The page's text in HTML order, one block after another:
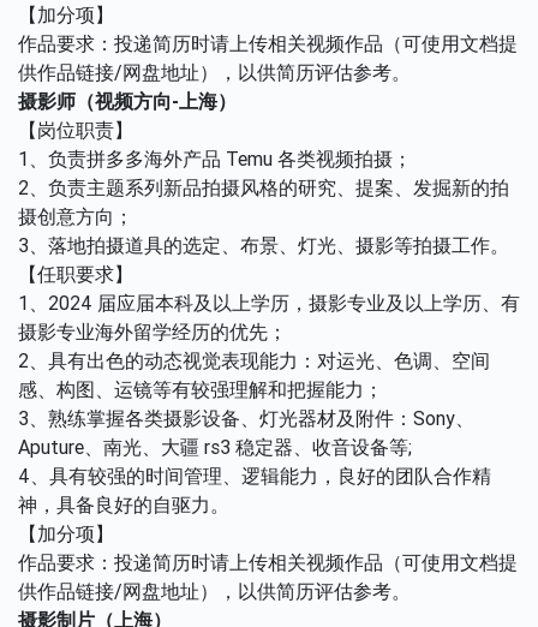
【加分项】
作品要求：投递简历时请上传相关视频作品（可使用文档提
供作品链接/网盘地址），以供简历评估参考。
摄影师（视频方向-上海）
【岗位职责】
1、负责拼多多海外产品 Temu 各类视频拍摄；
2、负责主题系列新品拍摄风格的研究、提案、发掘新的拍
摄创意方向；
3、落地拍摄道具的选定、布景、灯光、摄影等拍摄工作。
【任职要求】
1、2024 届应届本科及以上学历，摄影专业及以上学历、有
摄影专业海外留学经历的优先；
2、具有出色的动态视觉表现能力：对运光、色调、空间
感、构图、运镜等有较强理解和把握能力；
3、熟练掌握各类摄影设备、灯光器材及附件：Sony、
Aputure、南光、大疆 rs3 稳定器、收音设备等;
4、具有较强的时间管理、逻辑能力，良好的团队合作精
神，具备良好的自驱力。
【加分项】
作品要求：投递简历时请上传相关视频作品（可使用文档提
供作品链接/网盘地址），以供简历评估参考。
摄影制片（上海）